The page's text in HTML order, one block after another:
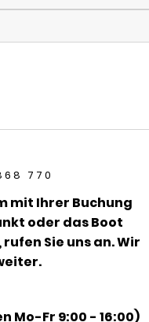
770
mit Ihrer Buchung
oder das Boot
Sie uns an. Wir
Mo-Fr 9:00 - 16:00)